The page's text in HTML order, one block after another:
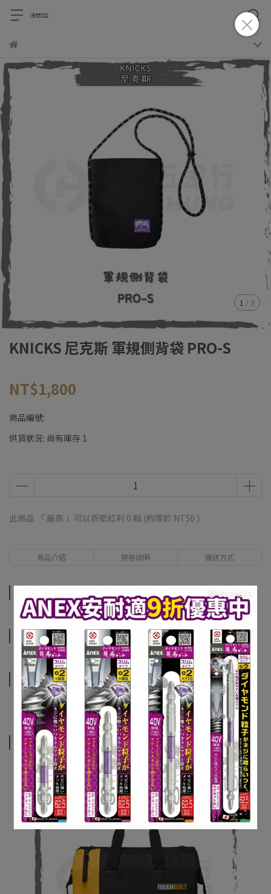
1 / 3
KNICKS 尼克斯 軍規側背袋 PRO-S
NT$1,800
商品編號:
供貨狀況: 尚有庫存 1
此商品 「 最高 」可以折抵紅利 0 點 (約等於 NT$0 )
商品介紹 規格說明 運送方式
規格說明
運送方式
相關商品